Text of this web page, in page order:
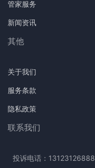
管家服务
新闻资讯
其他
关于我们
服务条款
隐私政策
联系我们
投诉电话：13123126888